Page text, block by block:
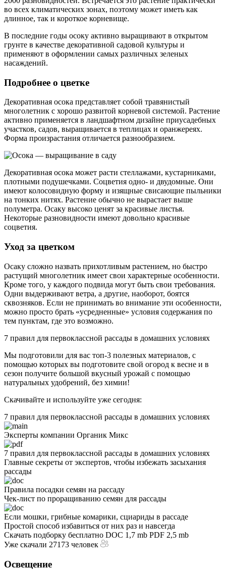
во всех климатических зонах, поэтому может иметь как
длинное, так и короткое корневище.
В последние годы осоку активно выращивают в открытом
грунте в качестве декоративной садовой культуры и
применяют в оформлении самых различных зеленых
насаждений.
Подробнее о цветке
Декоративная осока представляет собой травянистый
многолетник с хорошо развитой корневой системой. Растение
активно применяется в ландшафтном дизайне приусадебных
участков, садов, выращивается в теплицах и оранжереях.
Форма произрастания отличается разнообразием.
Декоративная осока может расти стеллажами, кустарниками,
плотными подушечками. Соцветия одно- и двудомные. Они
имеют колосовидную форму и изящные свисающие пыльники
на тонких нитях. Растение обычно не вырастает выше
полуметра. Осаку высоко ценят за красивые листья.
Некоторые разновидности имеют довольно красивые
соцветия.
Уход за цветком
Осаку сложно назвать прихотливым растением, но быстро
растущий многолетник имеет свои характерные особенности.
Кроме того, у каждого подвида могут быть свои требования.
Одни выдерживают ветра, а другие, наоборот, боятся
сквозняков. Если не принимать во внимание эти особенности,
можно просто брать «усредненные» условия содержания по
тем пунктам, где это возможно.
7 правил для первоклассной рассады в домашних условиях
Мы подготовили для вас топ-3 полезных материалов, с
помощью которых вы подготовите свой огород к весне и в
сезон получите большой вкусный урожай с помощью
натуральных удобрений, без химии!
Скачивайте и используйте уже сегодня:
7 правил для первоклассной рассады в домашних условиях
Эксперты компании Органик Микс
7 правил для первоклассной рассады в домашних условиях
Главные секреты от экспертов, чтобы избежать засыхания
рассады
Правила посадки семян на рассаду
Чек-лист по проращиванию семян для рассады
Если мошки, грибные комарики, сциариды в рассаде
Простой способ избавиться от них раз и навсегда
Скачать подборку бесплатно DOC 1,7 mb PDF 2,5 mb
Уже скачали 27173 человек
Освещение